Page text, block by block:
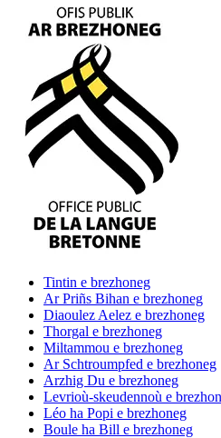
Tintin e brezhoneg
Ar Priñs Bihan e brezhoneg
Diaoulez Aelez e brezhoneg
Thorgal e brezhoneg
Miltammou e brezhoneg
Ar Schtroumpfed e brezhoneg
Arzhig Du e brezhoneg
Levrioù-skeudennoù e
Léo ha Popi e brezhoneg
Boule ha Bill e brezhoneg